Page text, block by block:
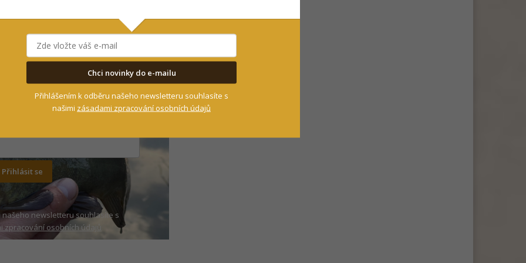
pak je ten fakt, žeprvní ryby začaly
areálu. Právě v něm působí obviněná
například o čištění odpadních vod.
nic neunikne!
Přihlásit se
našeho newsletteru souhlasíte s
zpracování osobních údajů
Chci novinky do e-mailu
Přihlášením k odběru našeho newsletteru souhlasíte s
našimi zásadami zpracování osobních údajů